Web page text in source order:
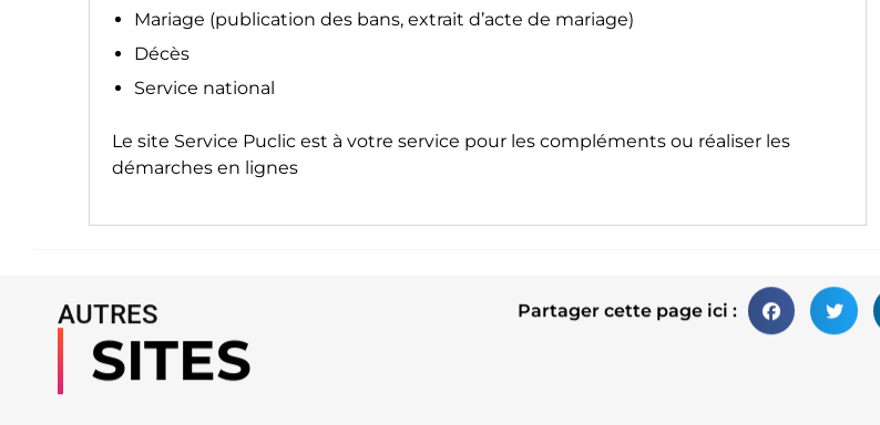
Mariage (publication des bans, extrait d’acte de mariage)
Décès
Service national
Le site Service Puclic est à votre service pour les compléments ou réaliser les
démarches en lignes
Partager cette page ici :
AUTRES
SITES